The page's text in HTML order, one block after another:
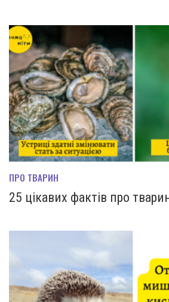
ПРО ТВАРИН
25 цікавих фактів про